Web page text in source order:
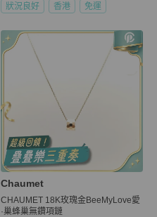
狀況良好 香港 免運
Chaumet
CHAUMET 18K玫瑰金BeeMyLove愛
·巢蜂巢無鑽項鏈